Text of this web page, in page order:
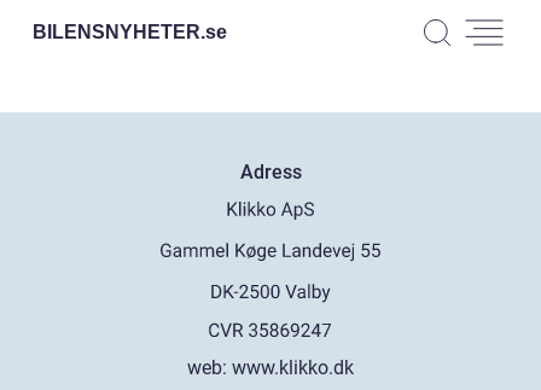
BILENSNYHETER.se
Adress
web: www.klikko.dk